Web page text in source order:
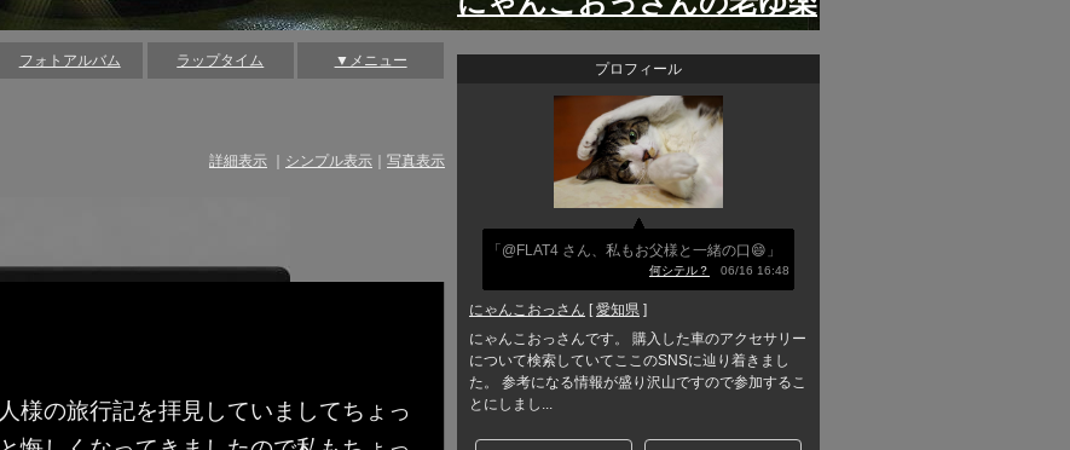
フォトアルバム ラップタイム ▼メニュー
詳細表示 シンプル表示 写真表示
人様の旅行記を拝見していましてちょっ
プロフィール
「@FLAT4 さん、私もお父様と一緒の口😄」
何シテル？ 06/16 16:48
にゃんこおっさん [愛知県 ]
にゃんこおっさんです。 購入した車のアクセサリー
について検索していてここのSNSに辿り着きまし
た。 参考になる情報が盛り沢山ですので参加するこ
とにしまし...